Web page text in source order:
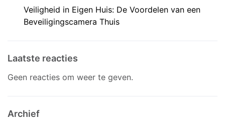
Veiligheid in Eigen Huis: De Voordelen van een
Beveiligingscamera Thuis
Laatste reacties
Geen reacties om weer te geven.
Archief